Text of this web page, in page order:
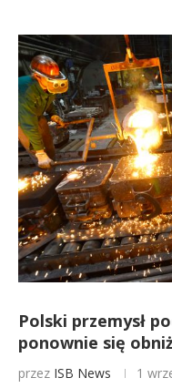
Polski przemysł
ponownie się
przez ISB News 1